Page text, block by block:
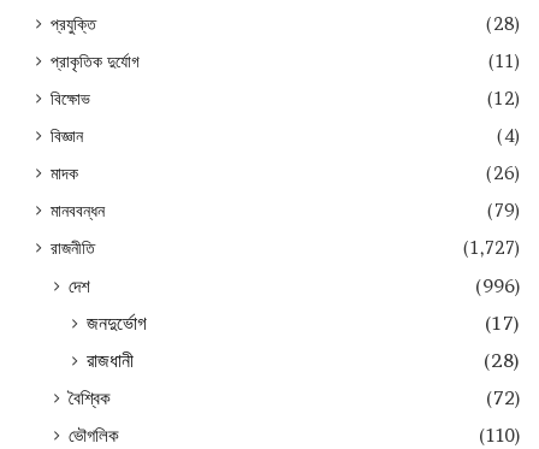
প্রযুক্তি
(28)
প্রাকৃতিক দুর্যোগ
(11)
বিক্ষোভ
(12)
বিজ্ঞান
(4)
মাদক
(26)
মানববন্ধন
(79)
রাজনীতি
(1,727)
দেশ
(996)
জনদুর্ভোগ
(17)
রাজধানী
(28)
বৈশ্বিক
(72)
ভৌগলিক
(110)